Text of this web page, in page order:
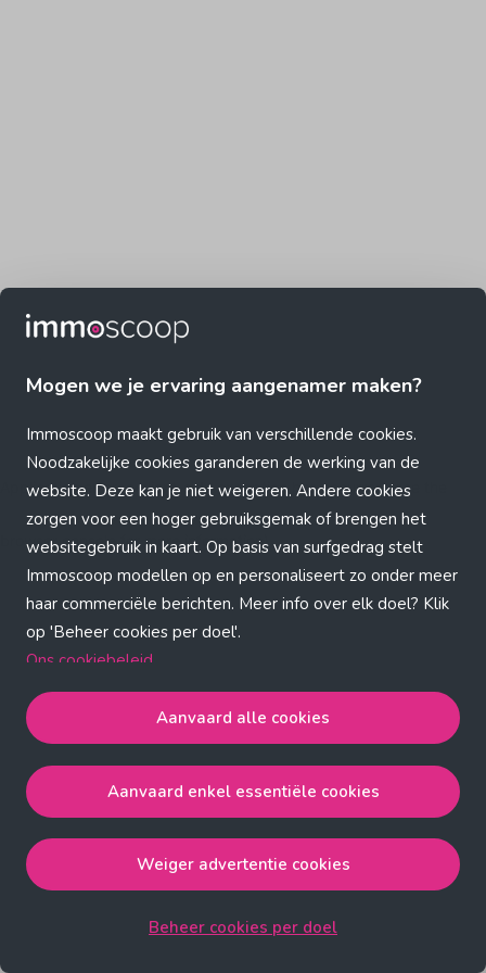
Mogen we je ervaring aangenamer maken?
Immoscoop maakt gebruik van verschillende cookies.
Noodzakelijke cookies garanderen de werking van de
website. Deze kan je niet weigeren. Andere cookies
zorgen voor een hoger gebruiksgemak of brengen het
websitegebruik in kaart. Op basis van surfgedrag stelt
Immoscoop modellen op en personaliseert zo onder meer
haar commerciële berichten. Meer info over elk doel? Klik
op 'Beheer cookies per doel'.
Ons cookiebeleid
Aanvaard alle cookiesgaat akkoord met de strict
noodzakelijke, analytische, functionele en advertentie
cookies.
de strict noodzakelijke cookies.
Weiger advertentie cookiesgaat akkoord met de strict
Aanvaard alle cookies
Aanvaard enkel essentiële cookies
Weiger advertentie cookies
Beheer cookies per doel
Application error: a client-side exception has occurred (see the
browser console for more information)